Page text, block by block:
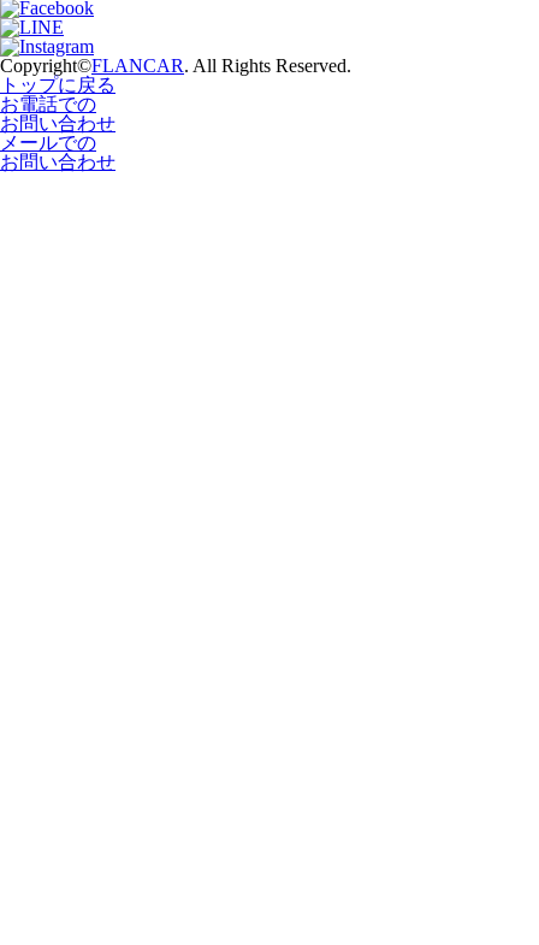
Copyright©FLANCAR. All Rights Reserved.
トップに戻る
お電話での
お問い合わせ
メールでの
お問い合わせ